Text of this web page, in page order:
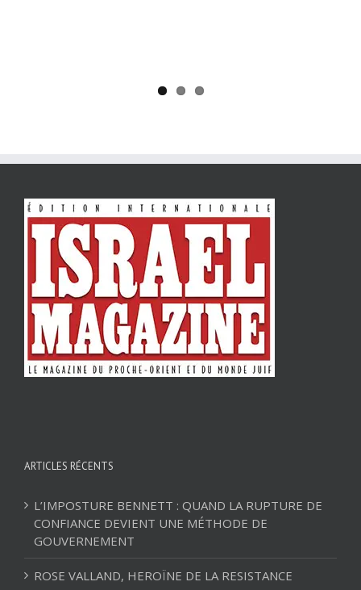
ARTICLES RÉCENTS
L’IMPOSTURE BENNETT : QUAND LA RUPTURE DE
CONFIANCE DEVIENT UNE MÉTHODE DE
GOUVERNEMENT
ROSE VALLAND, HEROÏNE DE LA RESISTANCE